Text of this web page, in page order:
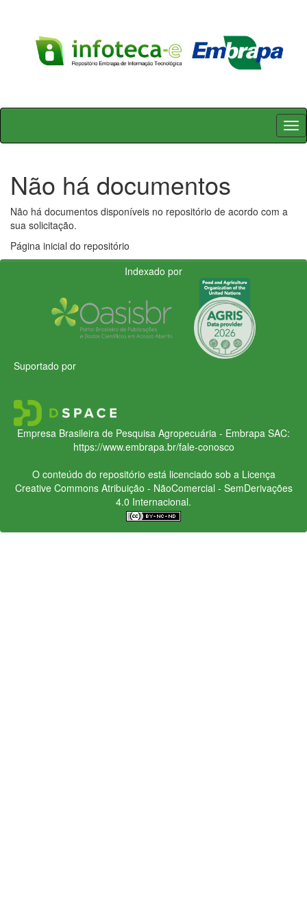
Skip
Não há documentos
Não há documentos disponíveis no repositório de acordo com a
sua solicitação.
Página inicial do repositório
Indexado por
Suportado por
Empresa Brasileira de Pesquisa Agropecuária - Embrapa SAC:
https://www.embrapa.br/fale-conosco
O conteúdo do repositório está licenciado sob a Licença
Creative CommonsAtribuição - NãoComercial - SemDerivações
4.0 Internacional.